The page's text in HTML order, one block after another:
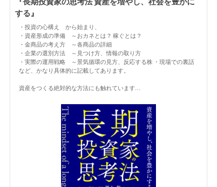
する』
・投資の心構え から始まり、
・資産形成の準備 ～おカネとは？ 稼ぐとは？
・金商品の考え方 ～各商品の詳細
・企業の選別方法 ～見つけ方、情報の取り方
・実際の運用戦略 ～景気循環の見方、反応する株 ・現場での裏話
など、かなり具体的に記載してあります。
資産をつくる絶対的な方法にも触れています…